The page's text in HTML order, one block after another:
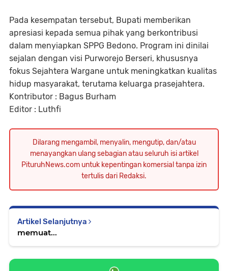
Pada kesempatan tersebut, Bupati memberikan
apresiasi kepada semua pihak yang berkontribusi
dalam menyiapkan SPPG Bedono. Program ini dinilai
sejalan dengan visi Purworejo Berseri, khususnya
fokus Sejahtera Wargane untuk meningkatkan kualitas
hidup masyarakat, terutama keluarga prasejahtera.
Kontributor : Bagus Burham
Editor : Luthfi
Dilarang mengambil, menyalin, mengutip, dan/atau
menayangkan ulang sebagian atau seluruh isi artikel
PituruhNews.com untuk kepentingan komersial tanpa izin
tertulis dari Redaksi.
Artikel Selanjutnya
memuat...